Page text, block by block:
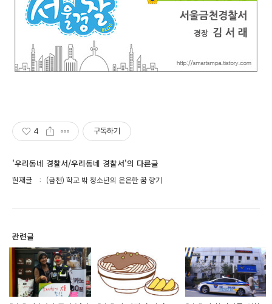
4 구독하기
'우리동네 경찰서/우리동네 경찰서'의 다른글
현재글 (금천) 학교 밖 청소년의 은은한 꿈 향기
관련글